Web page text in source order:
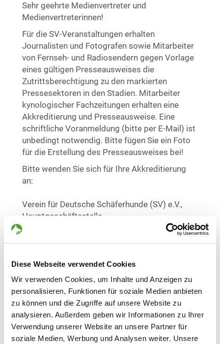
Diese Webseite verwendet Cookies
Wir verwenden Cookies, um Inhalte und Anzeigen zu
personalisieren, Funktionen für soziale Medien anbieten
zu können und die Zugriffe auf unsere Website zu
analysieren. Außerdem geben wir Informationen zu Ihrer
Verwendung unserer Website an unsere Partner für
soziale Medien, Werbung und Analysen weiter. Unsere
Sehr geehrte Medienvertreter und
Medienvertreterinnen!
Für die SV-Veranstaltungen erhalten
Journalisten und Fotografen sowie Mitarbeiter
von Fernseh- und Radiosendern gegen Vorlage
eines gültigen Presseausweises die
Zutrittsberechtigung zu den markierten
Pressesektoren in den Stadien. Mitarbeiter
kynologischer Fachzeitungen erhalten eine
Akkreditierung und Presseausweise. Eine
schriftliche Voranmeldung (bitte per E-Mail) ist
unbedingt notwendig. Bitte fügen Sie ein Foto
für die Erstellung des Presseausweises bei!
Bitte wenden Sie sich für Ihre Akkreditierung
an:
Verein für Deutsche Schäferhunde (SV) e.V.,
Hauptgeschäftsstelle,
Beachten Sie bitte auch den
Akkreditierungsservice auf den Veranstaltungs-
Homepages.
Ansprechpartnerin im Vorfeld und während
der Veranstaltung im Stadion: